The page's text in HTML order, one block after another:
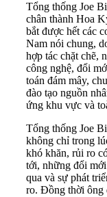
Tổng thống Joe
chân thành Hoa
bắt được hết các
Nam nói chung,
hợp tác chặt chẽ,
công nghệ, đổi
toán đám mây,
đào tạo nguồn
ứng khu vực và
Tổng thống Joe
không chỉ trong
khó khăn, rủi ro
tới, những đổi
qua và sự phát
ro. Đồng thời ông